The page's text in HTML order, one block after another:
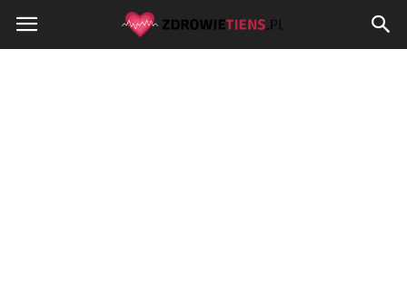
Zdrowietiens.pl